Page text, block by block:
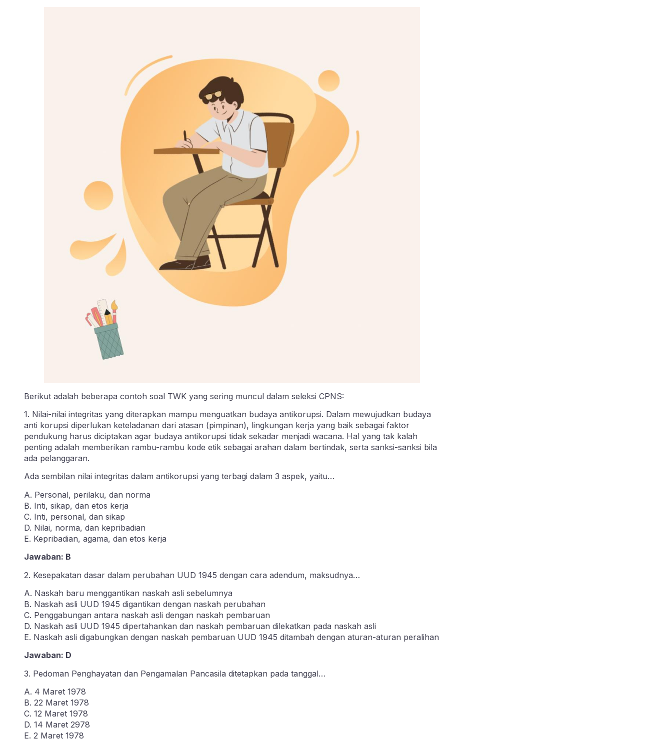
Berikut adalah beberapa contoh soal TWK yang sering muncul dalam seleksi CPNS:
1. Nilai-nilai integritas yang diterapkan mampu menguatkan budaya antikorupsi. Dalam mewujudkan budaya
anti korupsi diperlukan keteladanan dari atasan (pimpinan), lingkungan kerja yang baik sebagai faktor
pendukung harus diciptakan agar budaya antikorupsi tidak sekadar menjadi wacana. Hal yang tak kalah
penting adalah memberikan rambu-rambu kode etik sebagai arahan dalam bertindak, serta sanksi-sanksi bila
ada pelanggaran.
Ada sembilan nilai integritas dalam antikorupsi yang terbagi dalam 3 aspek, yaitu…
A. Personal, perilaku, dan norma
B. Inti, sikap, dan etos kerja
C. Inti, personal, dan sikap
D. Nilai, norma, dan kepribadian
E. Kepribadian, agama, dan etos kerja
Jawaban: B
2. Kesepakatan dasar dalam perubahan UUD 1945 dengan cara adendum, maksudnya…
A. Naskah baru menggantikan naskah asli sebelumnya
B. Naskah asli UUD 1945 digantikan dengan naskah perubahan
C. Penggabungan antara naskah asli dengan naskah pembaruan
D. Naskah asli UUD 1945 dipertahankan dan naskah pembaruan dilekatkan pada naskah asli
E. Naskah asli digabungkan dengan naskah pembaruan UUD 1945 ditambah dengan aturan-aturan peralihan
Jawaban: D
3. Pedoman Penghayatan dan Pengamalan Pancasila ditetapkan pada tanggal…
A. 4 Maret 1978
B. 22 Maret 1978
C. 12 Maret 1978
D. 14 Maret 2978
E. 2 Maret 1978